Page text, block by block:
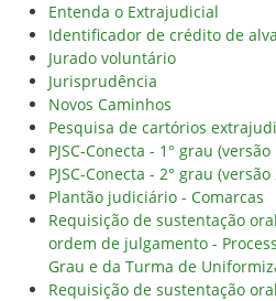
Entenda o Extrajudicial
Identificador de crédito de
Jurado voluntário
Jurisprudência
Novos Caminhos
Pesquisa de cartórios
PJSC-Conecta - 1° grau (versão
PJSC-Conecta - 2° grau (versão
Plantão judiciário - Comarcas
Requisição de sustentação
ordem de julgamento -
Grau e da Turma de
Requisição de sustentação